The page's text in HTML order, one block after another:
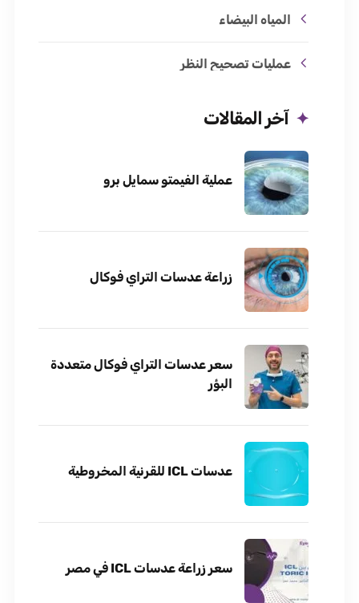
المياه البيضاء
عمليات تصحيح النظر
آخر المقالات
عملية الفيمتو سمايل برو
زراعة عدسات التراي فوكال
سعر عدسات التراي فوكال متعددة
البؤر
عدسات ICL للقرنية المخروطية
سعر زراعة عدسات ICL في مصر